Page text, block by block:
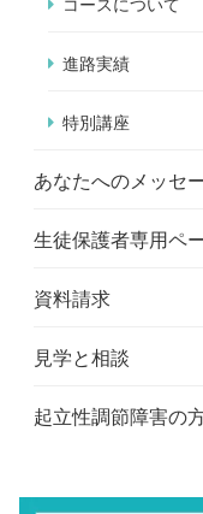
コースについて
進路実績
特別講座
あなたへのメッセ
生徒保護者専用ペ
資料請求
見学と相談
起立性調節障害の